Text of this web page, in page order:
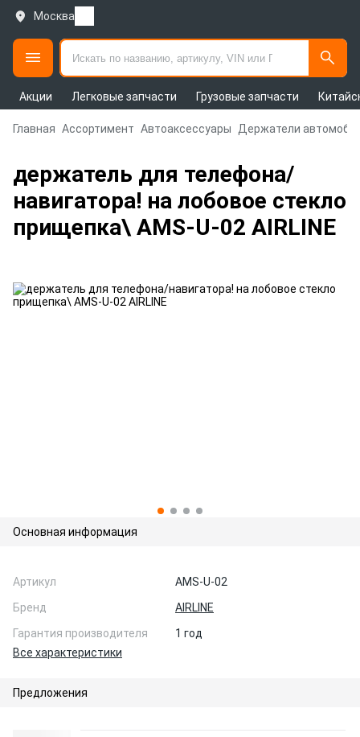
Москва
Акции Легковые запчасти Грузовые запчасти
Главная Ассортимент Автоаксессуары Держатели
держатель для телефона/
навигатора! на лобовое стекло
прищепка\ AMS-U-02 AIRLINE
Основная информация
Артикул
AMS-U-02
Бренд
AIRLINE
Гарантия производителя
1 год
Все характеристики
Предложения